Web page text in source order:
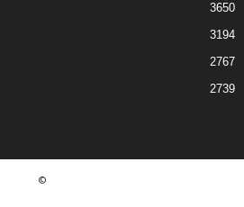
3650
3194
2767
2739
©